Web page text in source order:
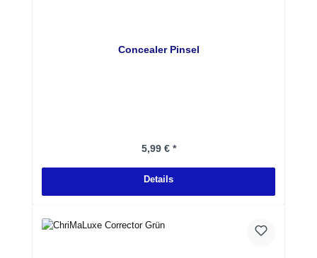
Concealer Pinsel
Regulärer Preis:
5,99 € *
Details